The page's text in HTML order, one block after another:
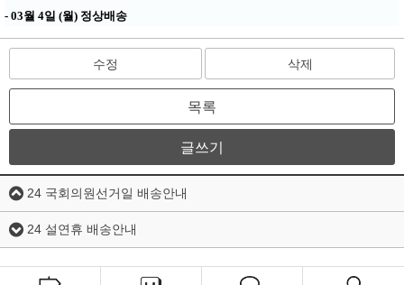
- 03월 4일 (월) 정상배송
수정 삭제
목록
글쓰기
24 국회의원선거일 배송안내
24 설연휴 배송안내